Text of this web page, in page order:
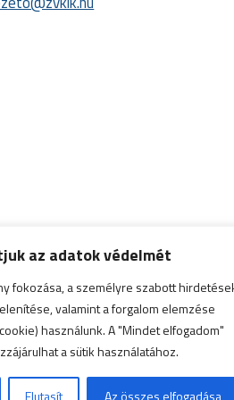
az adatok védelmét
fokozása, a személyre szabott
valamint a forgalom elemzése
használunk. A "Mindet elfogadom"
a sütik használatához.
Elutasít Az összes elfogadása